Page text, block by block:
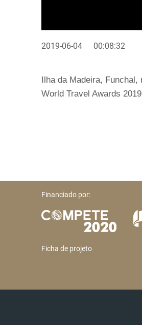
2019-06-04 00:08:32
Ilha da Madeira,
World Travel Awards
Financiado por:
Ficha de projeto